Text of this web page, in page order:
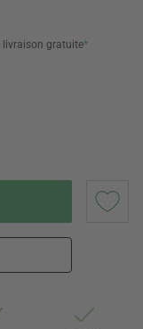
livraison gratuite*